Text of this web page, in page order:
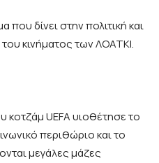
δίνει στην πολιτική και
κινήματος των ΛΟΑΤΚΙ.
κοτζάμ UEFA υιοθέτησε το
περιθώριο και το
μεγάλες μάζες